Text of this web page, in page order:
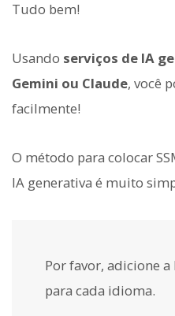
Tudo bem!
Usando serviços de IA
Gemini ou Claude, você
facilmente!
O método para colocar
IA generativa é muito
Por favor, adicione a
para cada idioma.